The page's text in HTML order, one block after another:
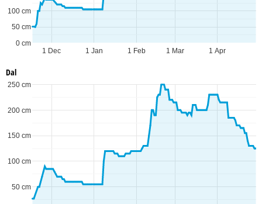
1 Dec 1 Jan 1 Feb 1 Mar 1 Apr
0 cm
50 cm
100 cm
Dal
50 cm
100 cm
150 cm
200 cm
250 cm